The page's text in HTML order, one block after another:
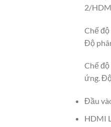
2/
Chế
Độ
Chế
ứng.
Đầu
HDMI